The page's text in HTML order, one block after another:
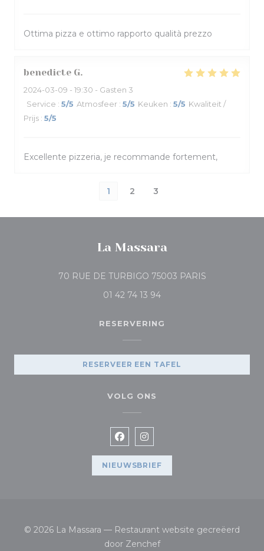
Ottima pizza e ottimo rapporto qualità prezzo
benedicte G
2024-03-09 - 19:30 - Gasten 3
Service : 5/5 Atmosfeer : 5/5 Keuken : 5/5 Kwaliteit /
Prijs : 5/5
Excellente pizzeria, je recommande fortement,
1 2 3
La Massara
70 RUE DE TURBIGO 75003 PARIS((opent in
01 42 74 13 94
RESERVERING
RESERVEER EEN TAFEL
VOLG ONS
Facebook ((opent in een
Instagram ((opent in een
NIEUWSBRIEF
© 2026 La Massara — Restaurant website gecreëerd
door Zenchef((opent in een nieuw